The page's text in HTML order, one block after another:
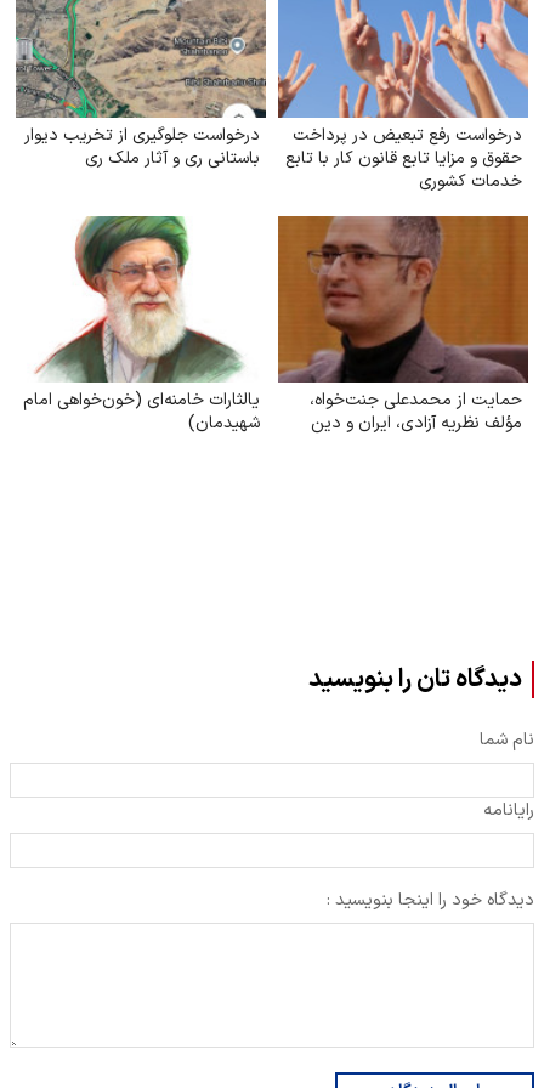
درخواست رفع تبعیض در پرداخت
حقوق و مزایا تابع قانون کار با تابع
خدمات کشوری
درخواست جلوگیری از تخریب دیوار
باستانی ری و آثار ملک ری
حمایت از محمدعلی جنت‌خواه،
مؤلف نظریه آزادی، ایران و دین
یالثارات خامنه‌ای (خون‌خواهی امام
شهیدمان)
دیدگاه تان را بنویسید
نام شما
رایانامه
دیدگاه خود را اینجا بنویسید :